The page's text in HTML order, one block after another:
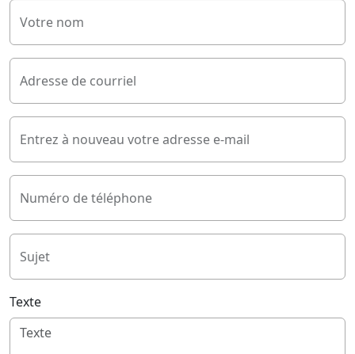
Votre nom
Adresse de courriel
Entrez à nouveau votre adresse e-mail
Numéro de téléphone
Sujet
Texte